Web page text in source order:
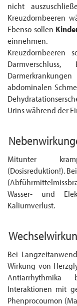
nicht
Kreuzdornbeeren
Ebenso sollen
einnehmen.
Kreuzdornbeeren
Darmverschluss,
abdominalen
Urins während der
Mitunter
(Dosisreduktion!).
Wasser- und
Kaliumverlust.
Bei
Wirkung von
Antiarrhythmika
Interaktionen mit
Phenprocoumon